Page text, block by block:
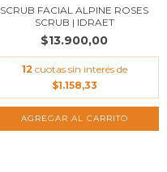
SCRUB FACIAL ALPINE ROSES
SCRUB | IDRAET
$13.900,00
12 cuotas sin interés de
$1.158,33